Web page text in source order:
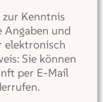
zur Kenntnis
Angaben und
elektronisch
Sie können
per E-Mail